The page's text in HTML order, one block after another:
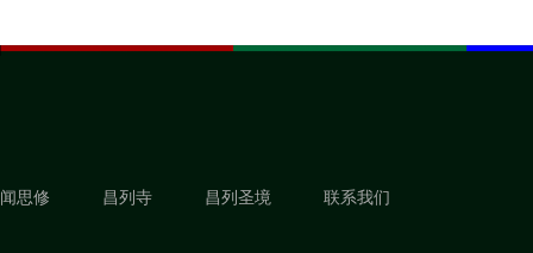
闻思修 昌列寺 昌列圣境 联系我们